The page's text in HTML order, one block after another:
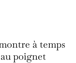
à temps
poignet